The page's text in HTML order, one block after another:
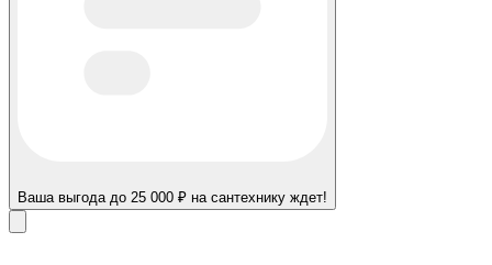
Ваша выгода до 25 000 ₽ на сантехнику ждет!